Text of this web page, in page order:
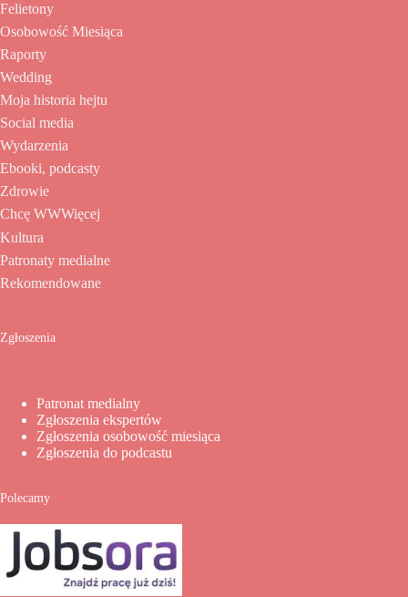
Felietony
Osobowość Miesiąca
Raporty
Wedding
Moja historia hejtu
Social media
Wydarzenia
Ebooki, podcasty
Zdrowie
Chcę WWWięcej
Kultura
Patronaty medialne
Rekomendowane
Zgłoszenia
Patronat medialny
Zgłoszenia ekspertów
Zgłoszenia osobowość miesiąca
Zgłoszenia do podcastu
Polecamy